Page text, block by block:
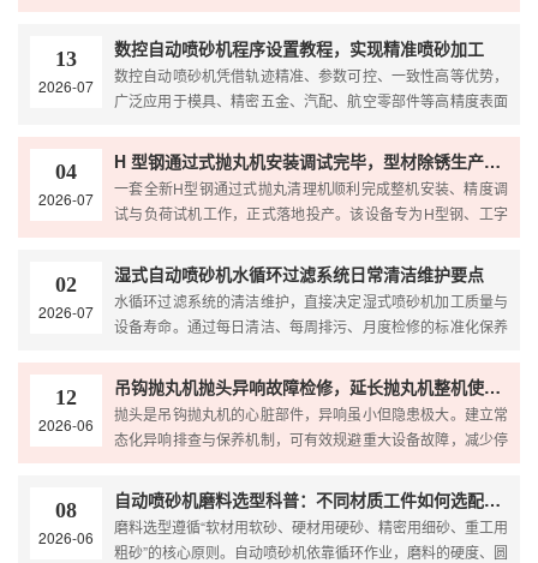
维保服务。通过式抛丸机依靠抛丸器高速弹丸击打工件完成...
13
2026-07
数控自动喷砂机程序设置教程，实现精准喷砂加工
数控自动喷砂机凭借轨迹精准、参数可控、一致性高等优势，
广泛应用于模具、精密五金、汽配、航空零部件等高精度表面
04
2026-07
H 型钢通过式抛丸机安装调试完毕，型材除锈生产线正式投产
一套全新H型钢通过式抛丸清理机顺利完成整机安装、精度调
试与负荷试机工作，正式落地投产。该设备专为H型钢、工字
钢、槽钢、钢板、钢结构型材设计，实现连续自动化送料、...
02
2026-07
湿式自动喷砂机水循环过滤系统日常清洁维护要点
水循环过滤系统的清洁维护，直接决定湿式喷砂机加工质量与
设备寿命。通过每日清洁、每周排污、月度检修的标准化保养
12
2026-06
吊钩抛丸机抛头异响故障检修，延长抛丸机整机使用寿命
抛头是吊钩抛丸机的心脏部件，异响虽小但隐患极大。建立常
态化异响排查与保养机制，可有效规避重大设备故障，减少停
机维修频次，稳定工件抛丸质量，显著降低运维成本，全方...
08
2026-06
自动喷砂机磨料选型科普：不同材质工件如何选配喷砂耗材
磨料选型遵循“软材用软砂、硬材用硬砂、精密用细砂、重工用
粗砂”的核心原则。自动喷砂机依靠循环作业，磨料的硬度、圆